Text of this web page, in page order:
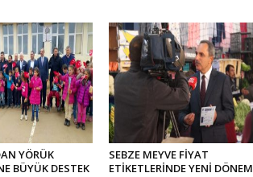
YÖRÜK
BÜYÜK DESTEK
SEBZE MEYVE FİYAT
ETİKETLERİNDE YENİ DÖNEM